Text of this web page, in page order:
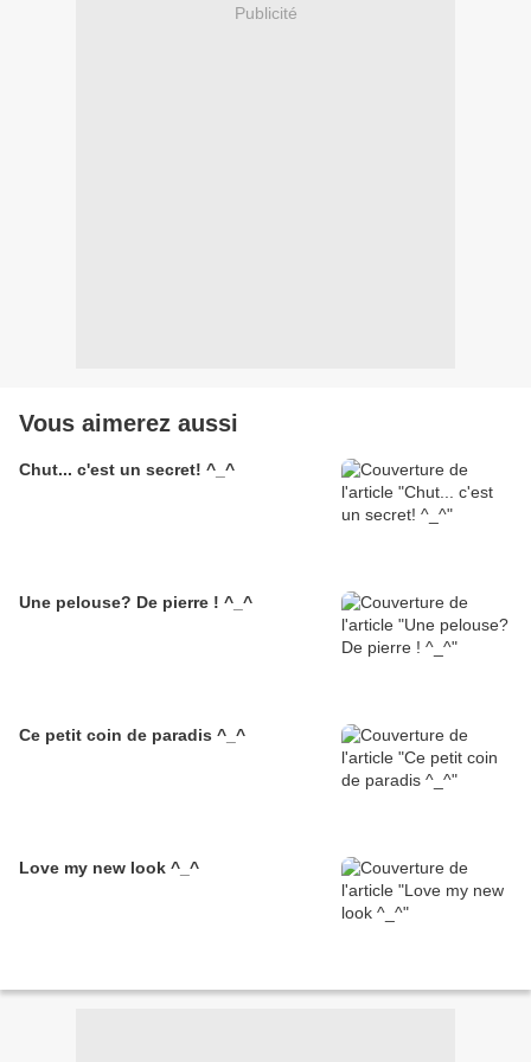
Publicité
Vous aimerez aussi
Chut... c'est un secret! ^_^
Une pelouse? De pierre ! ^_^
Ce petit coin de paradis ^_^
Love my new look ^_^